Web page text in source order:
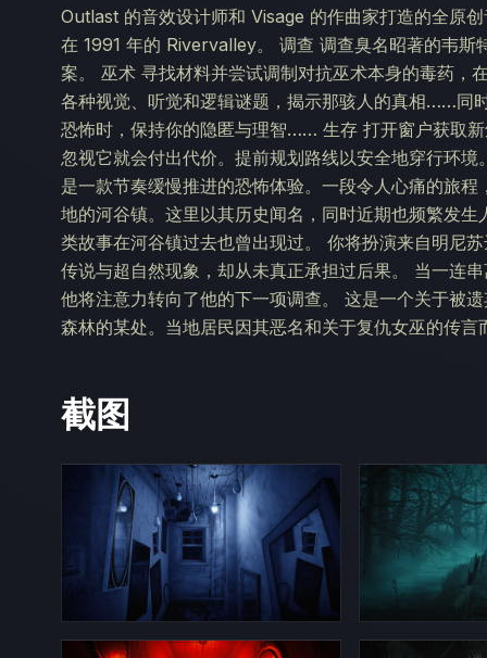
Outlast 的音效设计师和 Visage 的作曲家打造的全原
在 1991 年的 Rivervalley。 调查 调查臭名昭著的韦斯
案。 巫术 寻找材料并尝试调制对抗巫术本身的毒药，
各种视觉、听觉和逻辑谜题，揭示那骇人的真相……同
恐怖时，保持你的隐匿与理智…… 生存 打开窗户获取
忽视它就会付出代价。提前规划路线以安全地穿行环
是一款节奏缓慢推进的恐怖体验。一段令人心痛的旅
地的河谷镇。这里以其历史闻名，同时近期也频繁发
类故事在河谷镇过去也曾出现过。 你将扮演来自明尼
传说与超自然现象，却从未真正承担过后果。 当一连
他将注意力转向了他的下一项调查。 这是一个关于被
森林的某处。当地居民因其恶名和关于复仇女巫的传言
截图